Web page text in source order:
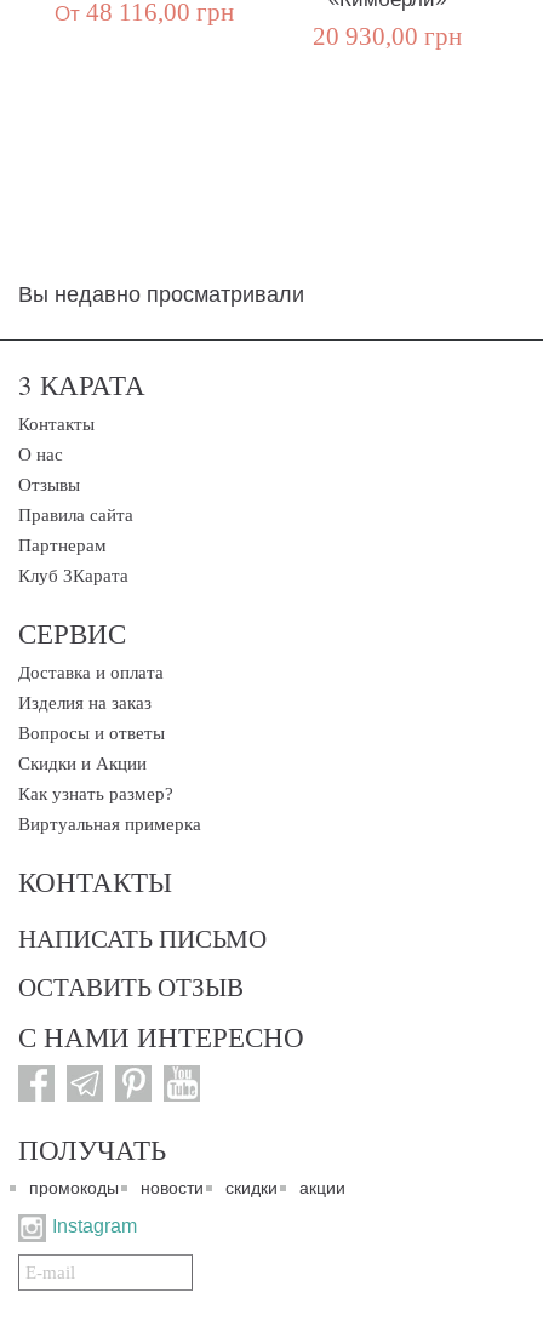
Oт 48 116,00 грн
20 930,00 грн
Вы недавно просматривали
3 КАРАТА
Контакты
О нас
Отзывы
Правила сайта
Партнерам
Клуб 3Карата
СЕРВИС
Доставка и оплата
Изделия на заказ
Вопросы и ответы
Скидки и Акции
Как узнать размер?
Виртуальная примерка
КОНТАКТЫ
НАПИСАТЬ ПИСЬМО
ОСТАВИТЬ ОТЗЫВ
С НАМИ ИНТЕРЕСНО
ПОЛУЧАТЬ
промокоды новости скидки акции
Instagram
Подписаться
на